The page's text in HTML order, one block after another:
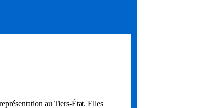
au Tiers-État. Elles